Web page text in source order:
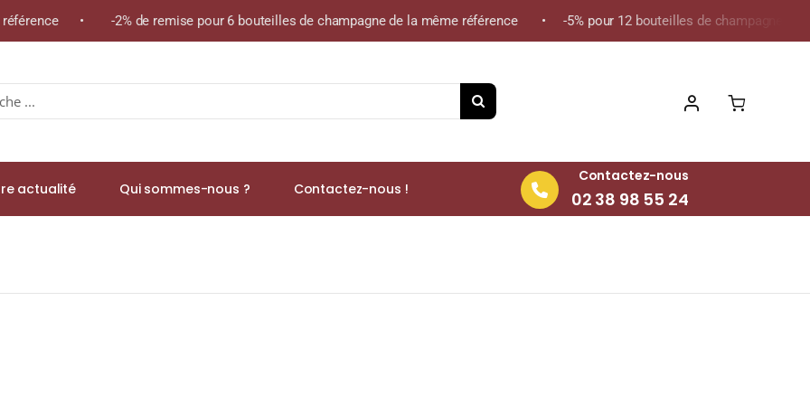
• -2% de remise pour 6 bouteilles de champagne de la même référence • -5% pour 12 bouteilles de champagne de la
actualité Qui sommes-nous ? Contactez-nous !
Contactez-nous
02 38 98 55 24